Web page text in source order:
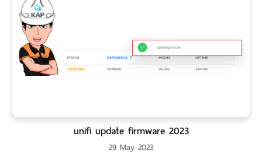
unifi update firmware 2023
29 May 2023